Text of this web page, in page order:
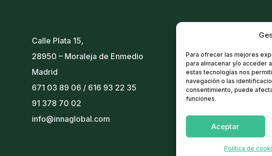
Para ofrecer las mejores
para almacenar y/o acceder
estas tecnologías nos
navegación o las
consentimiento, puede
funciones.
Aceptar
Política de
Calle Plata 15,
28950 – Moraleja de Enmedio
Madrid
671 03 89 06 / 616 93 22 35
91 378 70 02
info@innaglobal.com
Política de
Aviso Legal
Política de
Términos y